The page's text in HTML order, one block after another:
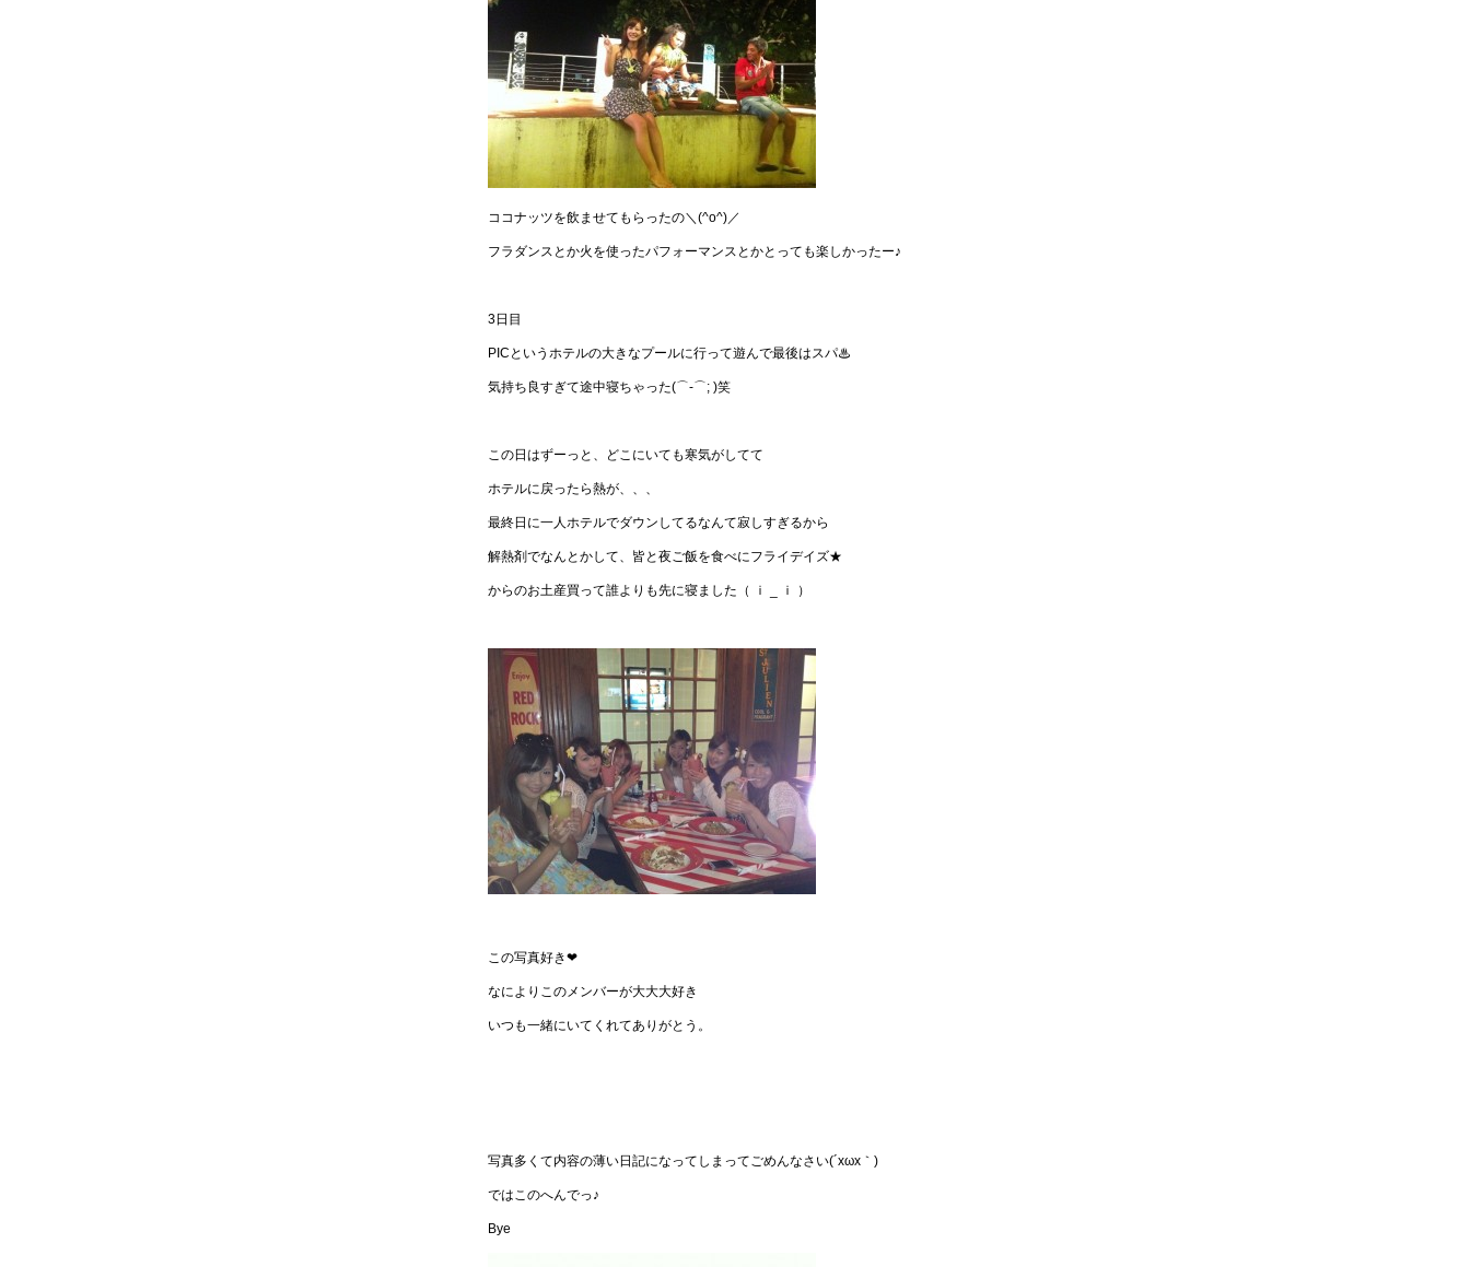
ココナッツを飲ませてもらったの＼(^o^)／
フラダンスとか火を使ったパフォーマンスとかとっても楽しかったー♪
3日目
PICというホテルの大きなプールに行って遊んで最後はスパ♨
気持ち良すぎて途中寝ちゃった(⌒-⌒; )笑
この日はずーっと、どこにいても寒気がしてて
ホテルに戻ったら熱が、、、
最終日に一人ホテルでダウンしてるなんて寂しすぎるから
解熱剤でなんとかして、皆と夜ご飯を食べにフライデイズ★
からのお土産買って誰よりも先に寝ました（ ｉ _ ｉ ）
この写真好き❤
なによりこのメンバーが大大大好き
いつも一緒にいてくれてありがとう。
写真多くて内容の薄い日記になってしまってごめんなさい(´xωx｀)
ではこのへんでっ♪
Bye